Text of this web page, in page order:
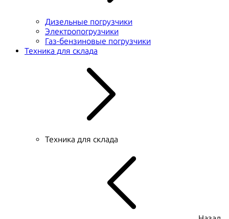
Дизельные погрузчики
Электропогрузчики
Газ-бензиновые погрузчики
Техника для склада
Техника для склада